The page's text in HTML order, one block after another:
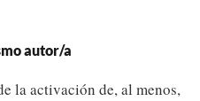
autor/a
la activación de, al menos,